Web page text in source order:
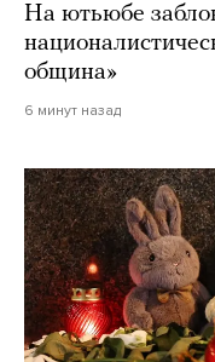
На ютьюбе
община»
6 минут назад